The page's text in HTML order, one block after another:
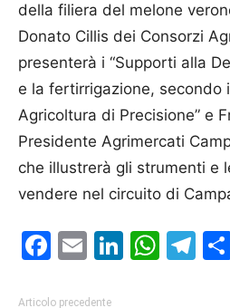
della filiera del melone
Donato Cillis dei Consorzi
presenterà i “Supporti alla
e la fertirrigazione, secondo
Agricoltura di Precisione” e
Presidente Agrimercati
che illustrerà gli strumenti e
vendere nel circuito di
Facebook
Email
Articolo precedente